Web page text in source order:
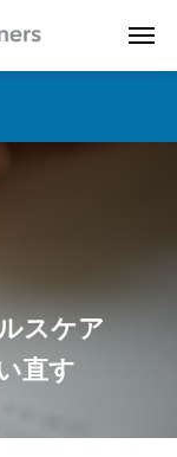
スケア
直す